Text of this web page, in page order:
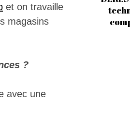
et on travaille
magasins
?
avec une